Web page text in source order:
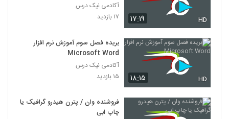
۱۷:۱۹ HD
آکادمی نیک درس
۱۷ بازدید
۱۸:۱۵ HD
بریده فصل سوم آموزش نرم افزار
Microsoft Word
آکادمی نیک درس
۱۵ بازدید
فروشنده وان / پترن هیدرو گرافیک یا
چاپ ابی